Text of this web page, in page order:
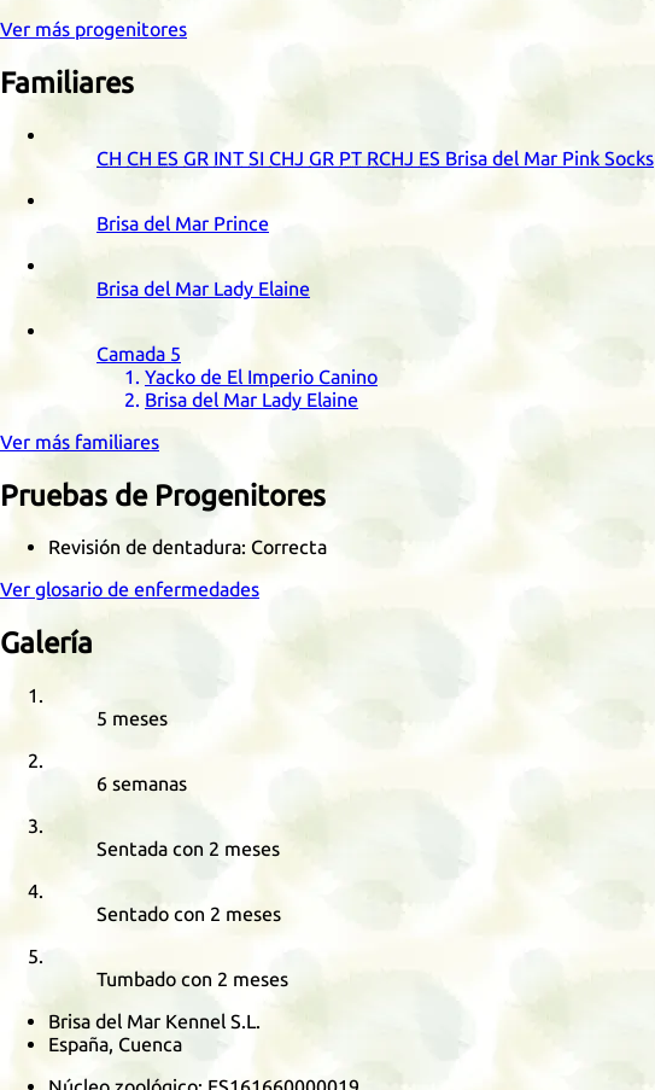
Ver más progenitores
Familiares
CH CH ES GR INT SI CHJ GR PT RCHJ ES Brisa del Mar Pink Socks
Brisa del Mar Prince
Brisa del Mar Lady Elaine
Camada 5
Yacko de El Imperio Canino
Brisa del Mar Lady Elaine
Ver más familiares
Pruebas de Progenitores
Revisión de dentadura: Correcta
Ver glosario de enfermedades
Galería
5 meses
6 semanas
Sentada con 2 meses
Sentado con 2 meses
Tumbado con 2 meses
Brisa del Mar Kennel S.L.
España, Cuenca